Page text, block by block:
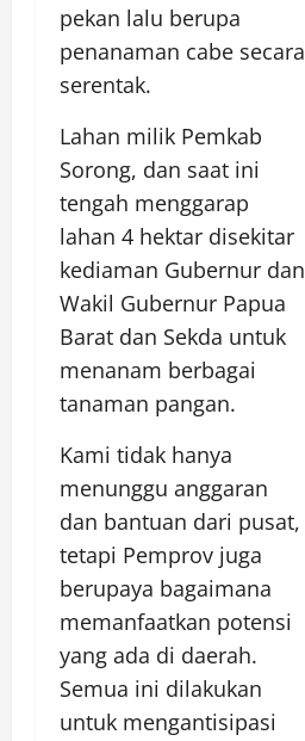
pekan lalu berupa
penanaman cabe secara
serentak.
Lahan milik Pemkab
Sorong, dan saat ini
tengah menggarap
lahan 4 hektar disekitar
kediaman Gubernur dan
Wakil Gubernur Papua
Barat dan Sekda untuk
menanam berbagai
tanaman pangan.
Kami tidak hanya
menunggu anggaran
dan bantuan dari pusat,
tetapi Pemprov juga
berupaya bagaimana
memanfaatkan potensi
yang ada di daerah.
Semua ini dilakukan
untuk mengantisipasi